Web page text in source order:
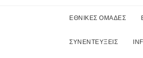
ΕΘΝΙΚΕΣ ΟΜΑΔΕΣ
ΣΥΝΕΝΤΕΥΞΕΙΣ